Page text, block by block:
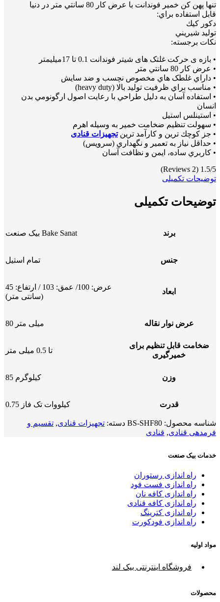
تنها پهن كن خمير فوندانت با عرض كار 80 سانتي متر در دنيا
قابل استفاده براي:
دكور كيك
توليد شيريني
نكات برجسته:
• بازه ی حرکت غلتک های شیتر فوندانت 0.1 تا 17میلیمتر
• عرض كار 80 سانتي متر
• داراي غلطک هاي مخصوص نچسب و ضد سايش
• مناسب براي ظرفيت توليد بالا (heavy duty)
• استفاده آسان به دليل طراحي با رعايت اصول ارگونومي بدن
انسان
• استينلس استيل
• سهولت تنظيم ضخامت خمير به وسيله اهرم
• جز كوچك ترین و كارآمد ترینتجهیزات قنادی
• حداقل نياز به تعمير و نگهداري (سرويس)
• كاربري ساده، ايمن و نظافت آسان
1.5/5
(2 Reviews)
توضیحات تکمیلی
توضیحات تکمیلی
برند بیک صنعت Bake Sanat
جنس تمام استیل
ابعاد
عرض: 100/ عمق: 103 / ارتفاع: 45
(سانتی متر)
عرض نوار نقاله 80 میلی متر
ضخامت قابل تنظیم برای
خمیرگیری
تا 0.5 میلی متر
وزن 85 کیلوگرم
قدرت 0.75 كيلووات تک فاز
شناسه محصول: BS-SHF80 دسته: تجهیزات قنادی, تقسیم و
فرمدهی قنادی, قنادی
خدمات بیک صنعت
راه اندازی رستوران
راه اندازی فست فود
راه اندازی کافه نان
راه اندازی کافه قنادی
راه اندازی کترینگ
راه اندازی فودکورت
مواد اولیه
فروشگاه اینترنتی بیک لند
محصولات